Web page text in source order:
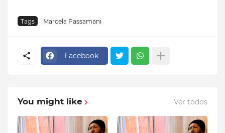
Tags Marcela Passamani
Facebook
You might like Ver todos